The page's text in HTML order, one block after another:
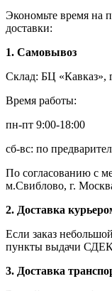
Экономьте время на
доставки:
1. Самовывоз
Склад: БЦ «Кавказ»,
Время работы:
пн-пт 9:00-18:00
сб-вс: по
По согласованию с
м.Свиблово, г.
2. Доставка
Если заказ
пункты выдачи
3. Доставка